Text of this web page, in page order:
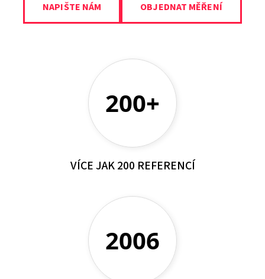
NAPIŠTE NÁM OBJEDNAT MĚŘENÍ
200+
VÍCE JAK 200 REFERENCÍ
2006